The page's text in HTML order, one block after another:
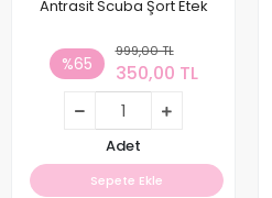
Antrasit Scuba Şort Etek
%65
999,00 TL
350,00 TL
Adet
Sepete Ekle